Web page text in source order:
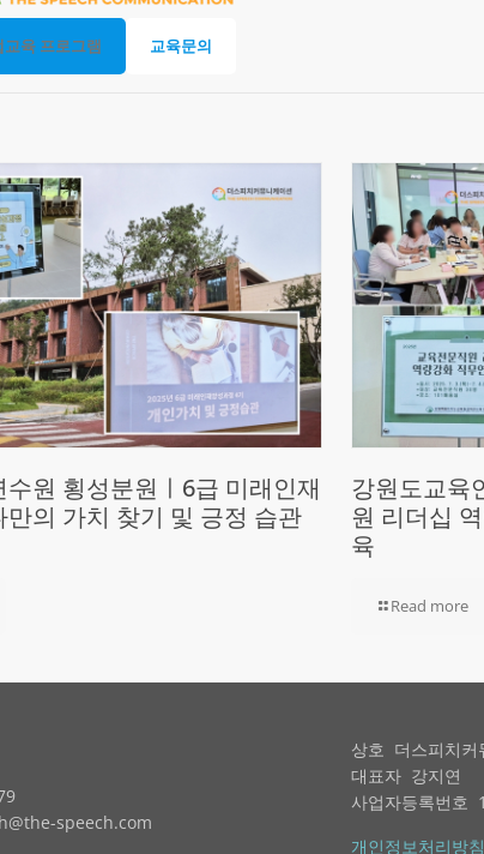
교육 프로그램 교육문의
원 횡성분원ㅣ6급 미래인재
만의 가치 찾기 및 긍정 습관
강원도교육
원 리더십
육
Read more
speech.com
상호 더스피치커
대표자 강지연
사업자등록번호
개인정보처리방침